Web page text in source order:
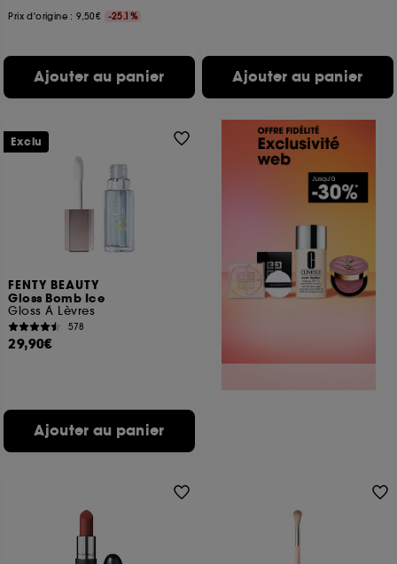
Prix d'origine : 9,50€ -25.1%
Ajouter au panier Ajouter au panier
FENTY BEAUTY
Gloss Bomb Ice
Gloss À Lèvres
578
29,90€
Ajouter au panier
Exclu